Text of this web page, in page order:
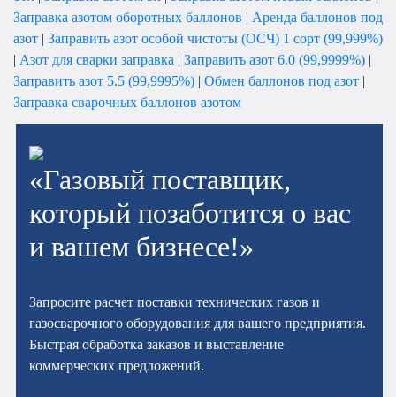
Заправка азотом оборотных баллонов | Аренда баллонов под
азот | Заправить азот особой чистоты (ОСЧ) 1 сорт (99,999%)
| Азот для сварки заправка | Заправить азот 6.0 (99,9999%) |
Заправить азот 5.5 (99,9995%) | Обмен баллонов под азот |
Заправка сварочных баллонов азотом
«Газовый поставщик,
который позаботится о вас
и вашем бизнесе!»
Запросите расчет поставки технических газов и
газосварочного оборудования для вашего предприятия.
Быстрая обработка заказов и выставление
коммерческих предложений.